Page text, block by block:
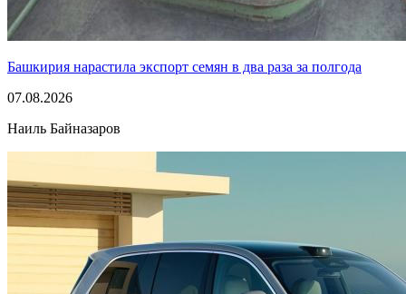
Башкирия нарастила экспорт семян в два раза за полгода
07.08.2026
Наиль Байназаров